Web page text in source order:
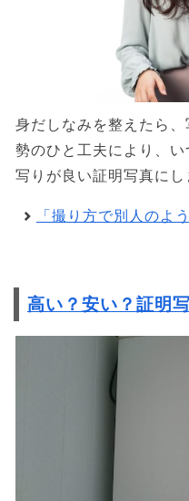
身だしなみを整えたら
勢のひと工夫により、
写りが良い証明写真にし
「撮り方で別人のよ
高い？安い？証明